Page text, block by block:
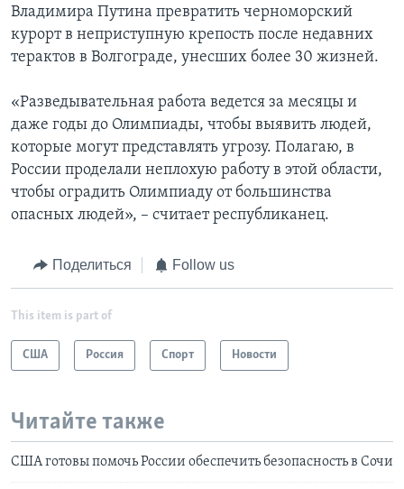
Владимира Путина превратить черноморский
курорт в неприступную крепость после недавних
терактов в Волгограде, унесших более 30 жизней.
«Разведывательная работа ведется за месяцы и
даже годы до Олимпиады, чтобы выявить людей,
которые могут представлять угрозу. Полагаю, в
России проделали неплохую работу в этой области,
чтобы оградить Олимпиаду от большинства
опасных людей», – считает республиканец.
Поделиться Follow us
This item is part of
США Россия Спорт Новости
Читайте также
США готовы помочь России обеспечить безопасность в Сочи